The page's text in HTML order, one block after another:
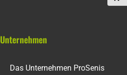
Unternehmen
Das Unternehmen ProSenis